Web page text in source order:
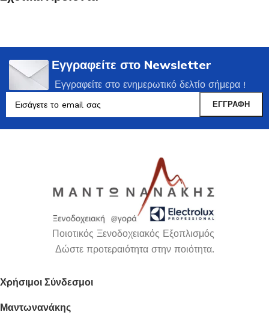
Εγγραφείτε στο Newsletter
Εγγραφείτε στο ενημερωτικό δελτίο σήμερα !
Ποιοτικός Ξενοδοχειακός Εξοπλισμός
Δώστε προτεραιότητα στην ποιότητα.
Χρήσιμοι Σύνδεσμοι
Μαντωνανάκης